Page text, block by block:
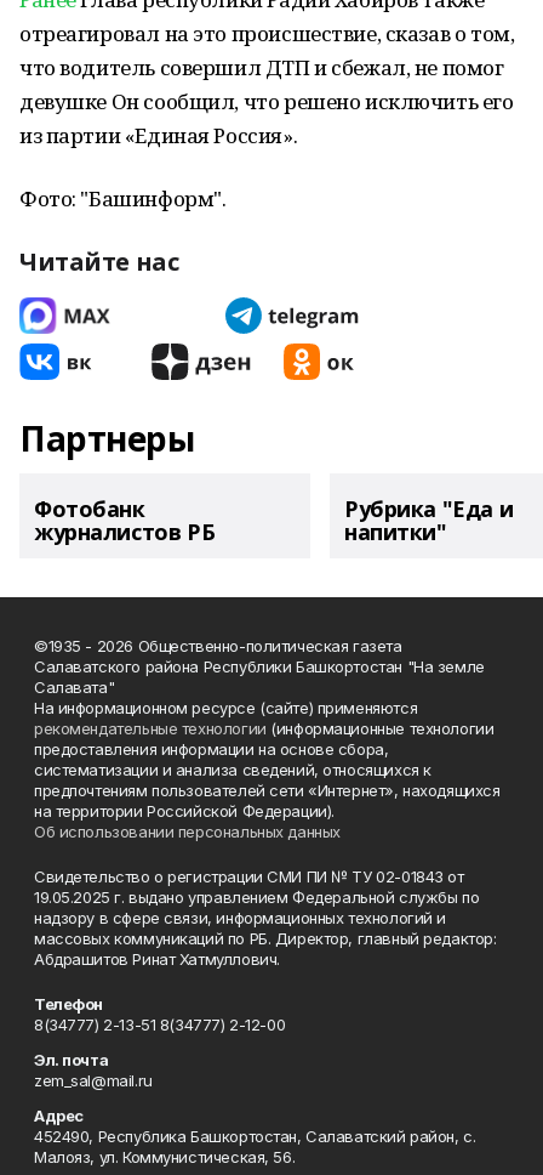
отреагировал на это происшествие, сказав о том,
что водитель совершил ДТП и сбежал, не помог
девушке Он сообщил, что решено исключить его
из партии «Единая Россия».
Фото: "Башинформ".
Читайте нас
Партнеры
Фотобанк
журналистов РБ
Рубрика "Еда и
напитки"
©1935 - 2026 Общественно-политическая газета
Салаватского района Республики Башкортостан "На земле
Салавата"
На информационном ресурсе (сайте) применяются
рекомендательные технологии (информационные технологии
предоставления информации на основе сбора,
систематизации и анализа сведений, относящихся к
предпочтениям пользователей сети «Интернет», находящихся
на территории Российской Федерации).
Об использовании персональных данных
Свидетельство о регистрации СМИ ПИ № ТУ 02-01843 от
19.05.2025 г. выдано управлением Федеральной службы по
надзору в сфере связи, информационных технологий и
массовых коммуникаций по РБ. Директор, главный редактор:
Абдрашитов Ринат Хатмуллович.
Телефон
8(34777) 2-13-51 8(34777) 2-12-00
Эл. почта
zem_sal@mail.ru
Адрес
452490, Республика Башкортостан, Салаватский район, с.
Малояз, ул. Коммунистическая, 56.